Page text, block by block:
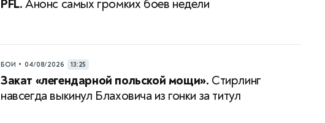
PFL. Анонс самых громких боев недели
БОИ • 04/08/2026 13:25
Закат «легендарной польской мощи». Стирлинг
навсегда выкинул Блаховича из гонки за титул